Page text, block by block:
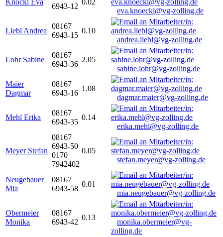
Knöckl Eva
6943-12
0.02
eva.knoeckl@vg-zolling.de
Liebl Andrea
08167
6943-15
0.10
andrea.liebl@vg-zolling.de
Lohr Sabine
08167
6943-36
2.05
sabine.lohr@vg-zolling.de
Maier
Dagmar
08167
6943-16
1.08
dagmar.maier@vg-zolling.de
Mehl Erika
08167
6943-35
0.14
erika.mehl@vg-zolling.de
Meyer Stefan
08167
6943-50
0170
7942402
0.05
stefan.meyer@vg-zolling.de
Neugebauer
Mia
08167
6943-58
0.01
mia.neugebauer@vg-zolling.de
Obermeier
Monika
08167
6943-42
0.13
monika.obermeier@vg-
zolling.de